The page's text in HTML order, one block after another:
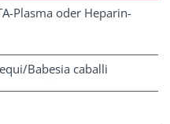
Plasma oder Heparin-
Babesia caballi